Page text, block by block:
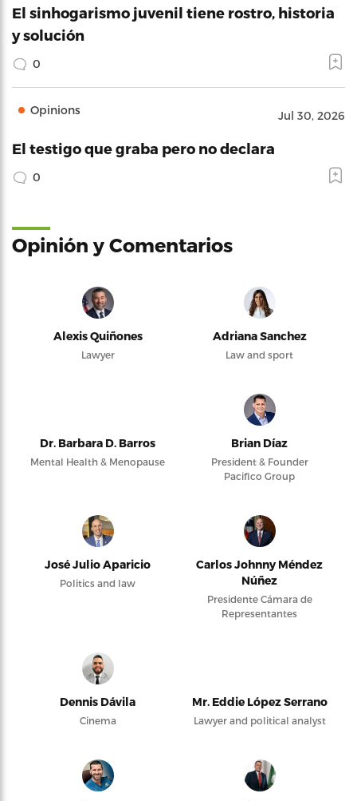
El sinhogarismo juvenil tiene rostro, historia
y solución
0
Opinions Jul 30, 2026
El testigo que graba pero no declara
0
Opinión y Comentarios
Alexis Quiñones
Lawyer
Adriana Sanchez
Law and sport
Dr. Barbara D. Barros
Mental Health & Menopause
Brian Díaz
President & Founder
Pacifico Group
José Julio Aparicio
Politics and law
Carlos Johnny Méndez
Núñez
Presidente Cámara de
Representantes
Dennis Dávila
Cinema
Mr. Eddie López Serrano
Lawyer and political analyst